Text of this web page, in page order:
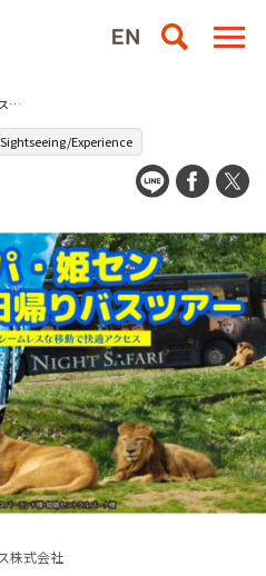
京都発着・期間限定！ナガスパ＆姫セン直行のバスツアーが登場
Sightseeing/Experience
株式会社